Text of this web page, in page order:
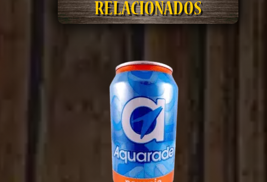
RELACIONADOS